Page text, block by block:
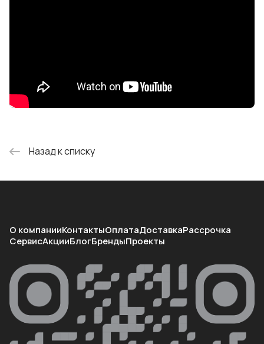
Назад к списку
О компанииКонтактыОплатаДоставкаРассрочка
СервисАкцииБлогБрендыПроекты